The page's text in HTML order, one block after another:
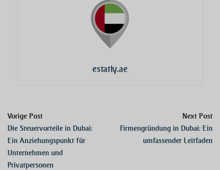
estatly.ae
Vorige Post
Die Steuervorteile in Dubai:
Ein Anziehungspunkt für
Unternehmen und
Privatpersonen
Next Post
Firmengründung in Dubai: Ein
umfassender Leitfaden